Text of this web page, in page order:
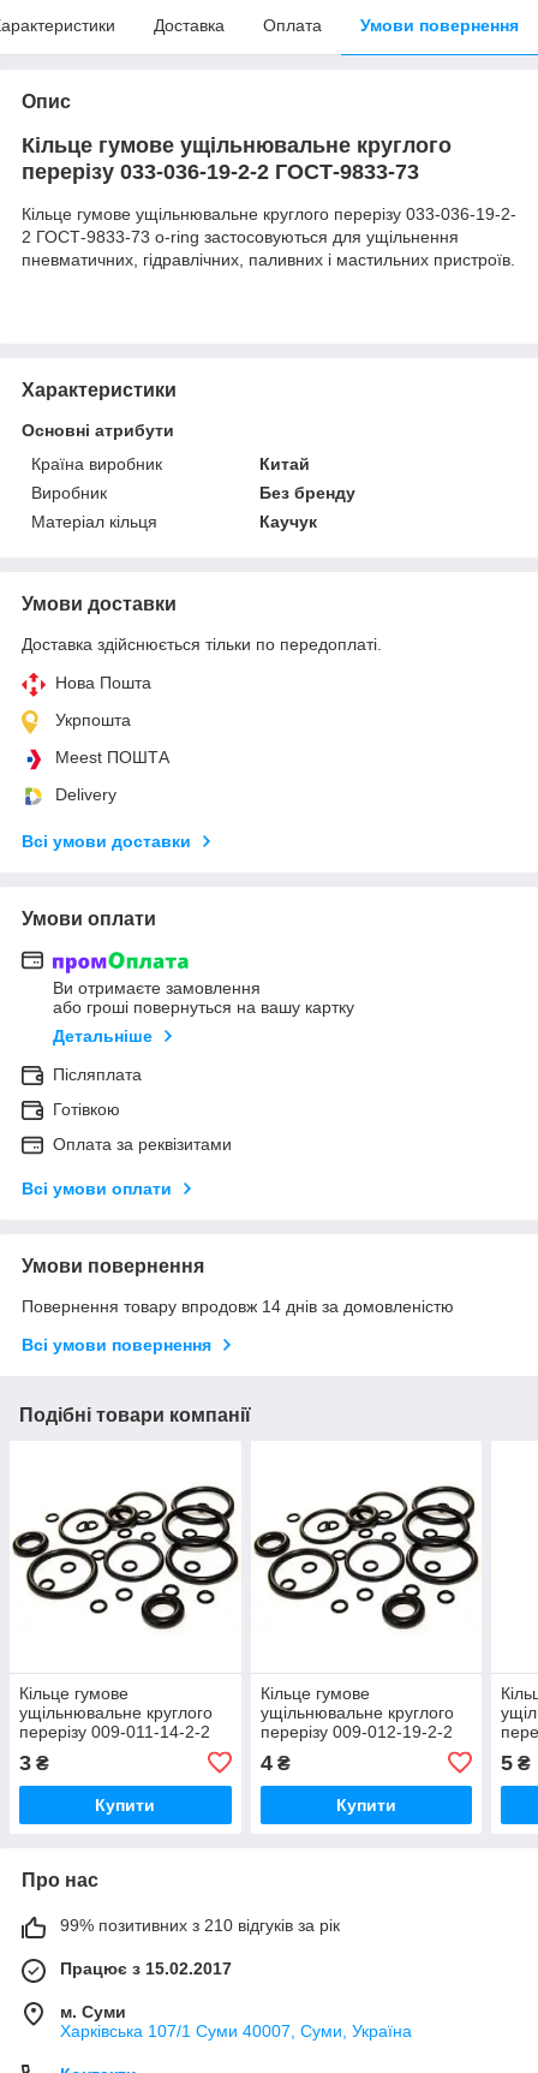
Доставка Оплата Умови повернення
Опис
Кільце гумове ущільнювальне круглого
перерізу 033-036-19-2-2 ГОСТ-9833-73
Кільце гумове ущільнювальне круглого перерізу 033-036-19-2-
2 ГОСТ-9833-73 o-ring застосовуються для ущільнення
пневматичних, гідравлічних, паливних і мастильних пристроїв.
Характеристики
Основні атрибути
Країна виробник
Китай
Виробник
Без бренду
Матеріал кільця
Каучук
Умови доставки
Доставка здійснюється тільки по передоплаті.
Нова Пошта
Укрпошта
Meest ПОШТА
Delivery
Всі умови доставки
Умови оплати
Ви отримаєте замовлення
або гроші повернуться на вашу картку
Детальніше
Післяплата
Готівкою
Оплата за реквізитами
Всі умови оплати
Умови повернення
Повернення товару впродовж 14 днів за домовленістю
Всі умови повернення
Подібні товари компанії
Кільце гумове
ущільнювальне круглого
перерізу 009-011-14-2-2
3 ₴
Купити
Кільце гумове
ущільнювальне круглого
перерізу 009-012-19-2-2
4₴
Купити
5 ₴
Про нас
99% позитивних з 210 відгуків за рік
Працює з 15.02.2017
м. Суми
Харківська 107/1 Суми 40007, Суми, Україна